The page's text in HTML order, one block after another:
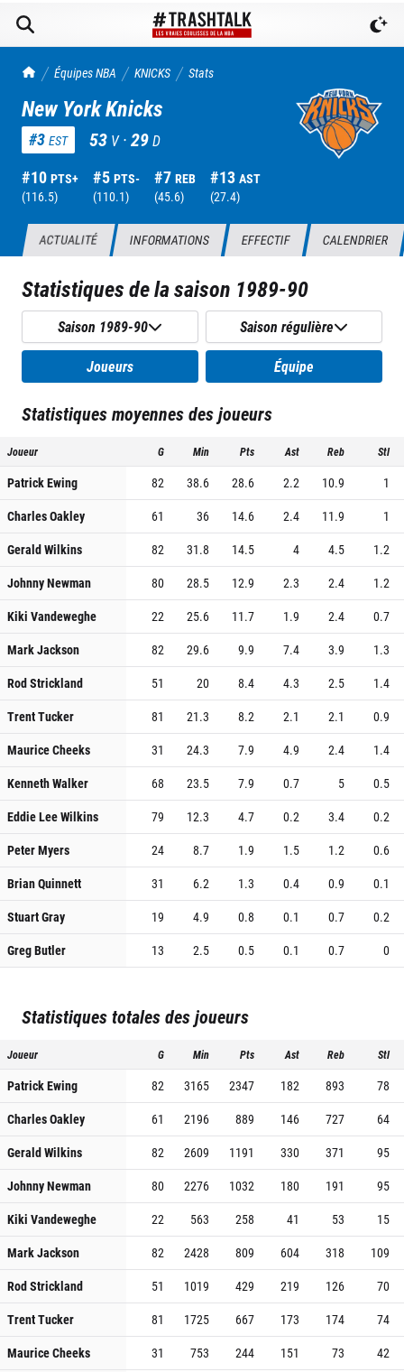
TrashTalk Actu NBA
Équipes NBA KNICKS Stats
New York Knicks
#3 EST 53 V ·29D
#10 PTS+
(116.5)
#5 PTS-
(110.1)
#7 REB
(45.6)
#13 AST
(27.4)
ACTUALITÉ INFORMATIONS EFFECTIF CALENDRIER
Statistiques de la saison 1989-90
Saison 1989-90 Saison régulière
Joueurs Équipe
Statistiques moyennes des joueurs
Joueur G Min Pts Ast Reb Stl
Patrick Ewing 82 38.6 28.6 2.2 10.9
1
Charles Oakley
61 36 14.6 2.4 11.9
1
Gerald Wilkins
82 31.8 14.5 4 4.5
1.2
Johnny Newman
80 28.5 12.9 2.3 2.4
1.2
Kiki Vandeweghe
22 25.6 11.7 1.9 2.4
0.7
Mark Jackson
82 29.6 9.9 7.4 3.9
1.3
Rod Strickland
51 20 8.4 4.3 2.5
1.4
Trent Tucker
81 21.3 8.2 2.1 2.1
0.9
Maurice Cheeks
31 24.3 7.9 4.9 2.4
1.4
Kenneth Walker
68 23.5 7.9 0.7 5
0.5
Eddie Lee Wilkins
79 12.3 4.7 0.2 3.4
0.2
Peter Myers
24 8.7 1.9 1.5 1.2
0.6
Brian Quinnett
31 6.2 1.3 0.4 0.9
0.1
Stuart Gray
19 4.9 0.8 0.1 0.7
0.2
Greg Butler
13 2.5 0.5 0.1 0.7 0
Statistiques totales des joueurs
Joueur G Min Pts Ast Reb Stl
Patrick Ewing 82 3165 2347 182 893
78
Charles Oakley
61 2196 889 146 727
64
Gerald Wilkins
82 2609 1191 330 371
95
Johnny Newman
80 2276 1032 180 191
95
Kiki Vandeweghe
22 563 258 41 53
15
Mark Jackson
82 2428 809 604 318
109
Rod Strickland
51 1019 429 219 126
70
Trent Tucker
81 1725 667 173 174
74
Maurice Cheeks
31 753 244 151 73
42